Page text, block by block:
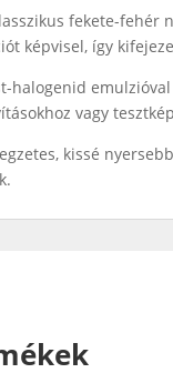
fekete-
képvisel, így
halogenid
vagy
kissé